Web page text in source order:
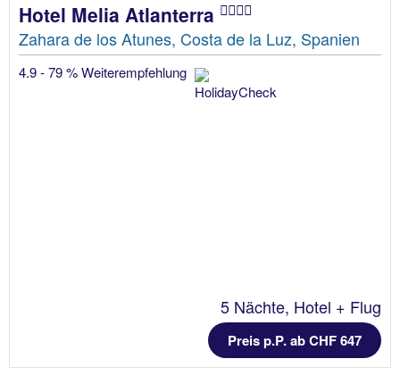
Hotel Melia Atlanterra
Zahara de los Atunes, Costa de la Luz, Spanien
4.9 - 79 % Weiterempfehlung
5 Nächte, Hotel + Flug
Preis p.P. ab CHF 647